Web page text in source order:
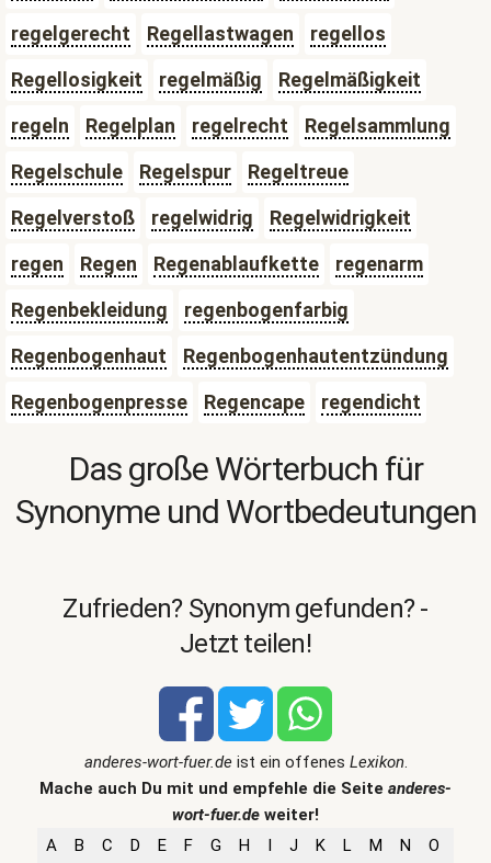
regelgerecht
Regellastwagen
regellos
Regellosigkeit
regelmäßig
Regelmäßigkeit
regeln
Regelplan regelrecht
Regelsammlung
Regelschule
Regelspur
Regeltreue
Regelverstoß
regelwidrig
Regelwidrigkeit
regen
Regen Regenablaufkette
regenarm
Regenbekleidung
regenbogenfarbig
Regenbogenhaut
Regenbogenhautentzündung
Regenbogenpresse
Regencape regendicht
Das große Wörterbuch für
Synonyme und Wortbedeutungen
Zufrieden? Synonym gefunden? -
Jetzt teilen!
anderes-wort-fuer.deist ein offenes Lexikon.
Mache auch Du mit und empfehle die Seite anderes-
wort-fuer.de weiter!
A
B C D E F G H I J K L M N O